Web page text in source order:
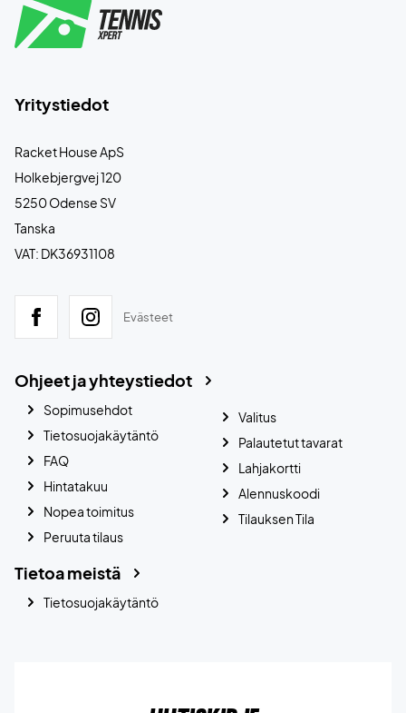
Yritystiedot
Racket House ApS
Holkebjergvej 120
5250 Odense SV
Tanska
VAT: DK36931108
Evästeet
Ohjeet ja yhteystiedot
Sopimusehdot
Tietosuojakäytäntö
FAQ
Hintatakuu
Nopea toimitus
Peruuta tilaus
Valitus
Palautetut tavarat
Lahjakortti
Alennuskoodi
Tilauksen Tila
Tietoa meistä
Tietosuojakäytäntö